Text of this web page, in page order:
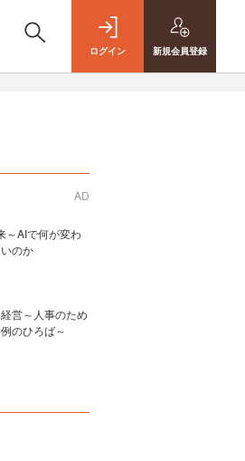
ログイン 新規会員登録
AD
～AIで何が変わ
のか
営～人事のため
のひろば～